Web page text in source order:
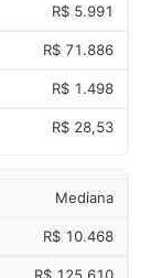
R$ 5.991
R$ 71.886
R$ 1.498
R$ 28,53
Mediana
R$ 10.468
R$ 125.610